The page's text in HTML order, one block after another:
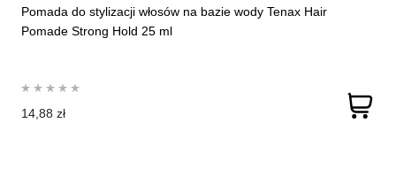
Pomada do stylizacji włosów na bazie wody Tenax Hair
Pomade Strong Hold 25 ml
14,88 zł